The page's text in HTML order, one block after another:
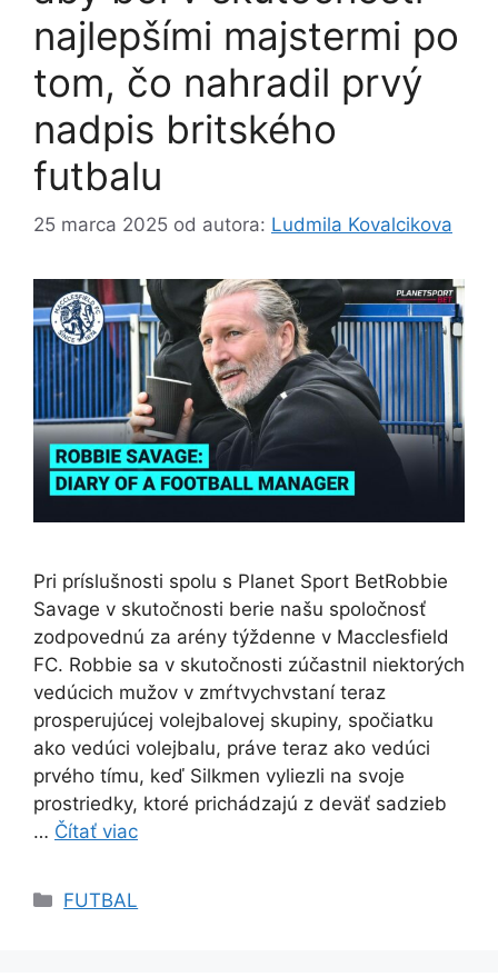
najlepšími majstermi po
tom, čo nahradil prvý
nadpis britského
futbalu
25 marca 2025 od autora: Ludmila Kovalcikova
Pri príslušnosti spolu s Planet Sport BetRobbie
Savage v skutočnosti berie našu spoločnosť
zodpovednú za arény týždenne v Macclesfield
FC. Robbie sa v skutočnosti zúčastnil niektorých
vedúcich mužov v zmŕtvychvstaní teraz
prosperujúcej volejbalovej skupiny, spočiatku
ako vedúci volejbalu, práve teraz ako vedúci
prvého tímu, keď Silkmen vyliezli na svoje
prostriedky, ktoré prichádzajú z deväť sadzieb
… Čítať viac
Kategórie
FUTBAL